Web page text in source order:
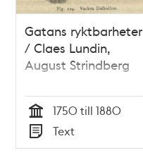
Gatans ryktbarheter
/ Claes Lundin,
August Strindberg
Tid
1750 till 1880
Typ
Text